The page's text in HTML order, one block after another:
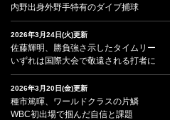
内野出身外野手特有のダイブ捕球
2026年3月24日(火)更新
佐藤輝明、勝負強さ示したタイムリー
いずれは国際大会で敬遠される打者に
2026年3月20日(金)更新
種市篤暉、ワールドクラスの片鱗
WBC初出場で掴んだ自信と課題